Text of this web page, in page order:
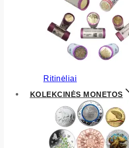
Ritinėliai
KOLEKCINĖS MONETOS